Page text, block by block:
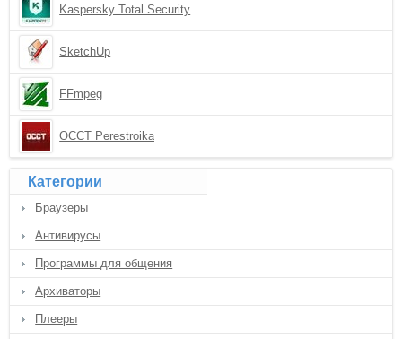
Kaspersky Total Security
SketchUp
FFmpeg
OCCT Perestroika
Категории
Браузеры
Антивирусы
Программы для общения
Архиваторы
Плееры